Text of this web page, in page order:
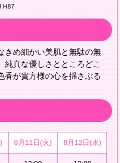
H87
きめ細かい美肌と無駄の無
純真な優しさとところどこ
香が貴方様の心を揺さぶる
8月11日(火) 8月12日(水)